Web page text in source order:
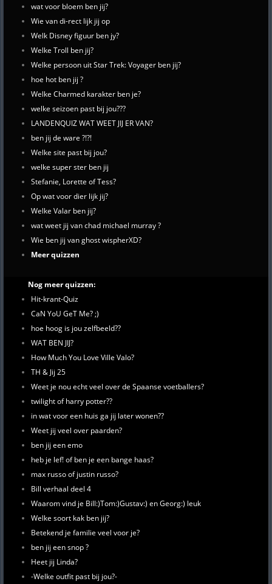
wat voor bloem ben jij?
Wie van di-rect lijk jij op
Welk Disney figuur ben jy?
Welke Troll ben jij?
Welke persoon uit Star Trek: Voyager ben jij?
hoe hot ben jij ?
Welke Charmed karakter ben je?
welke seizoen past bij jou???
LANDENQUIZ WAT WEET JIJ ER VAN?
ben jij de ware ?!?!
Welke site past bij jou?
welke super ster ben jij
Stefanie, Lorette of Tess?
Op wat voor dier lijk jij?
Welke Valar ben jij?
wat weet jij van chad michael murray ?
Wie ben jij van ghost wispherXD?
Meer quizzen
Nog meer quizzen:
Hit-krant-Quiz
CaN YoU GeT Me? ;)
hoe hoog is jou zelfbeeld??
WAT BEN JIJ?
How Much You Love Ville Valo?
TH & Jij 25
Weet je nou echt veel over de Spaanse voetballers?
twilight of harry potter??
in wat voor een huis ga jij later wonen??
Weet jij veel over paarden?
ben jij een emo
heb je lef! of ben je een bange haas?
max russo of justin russo?
Bill verhaal deel 4
Waarom vind je Bill:)Tom:)Gustav:) en Georg:) leuk
Welke soort kak ben jij?
Betekend je familie veel voor je?
ben jij een snop ?
Heet jij Linda?
-Welke outfit past bij jou?-